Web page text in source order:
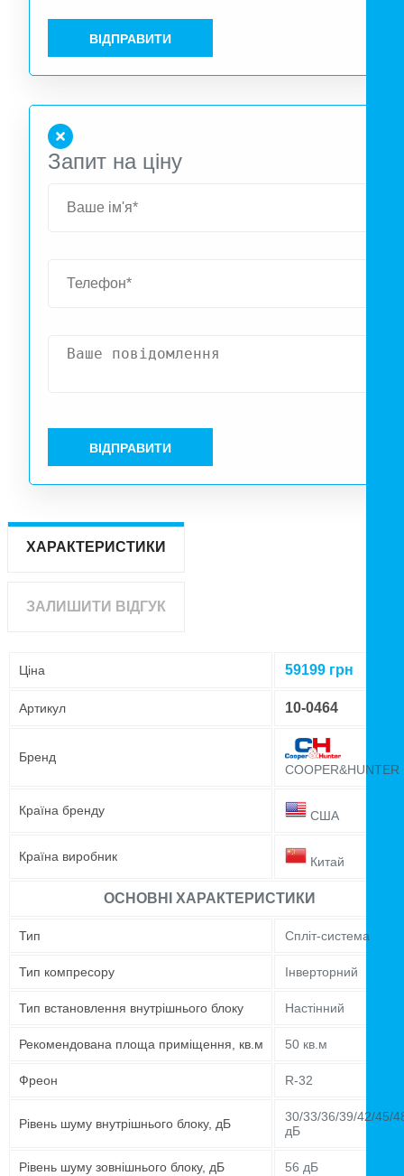
ВІДПРАВИТИ
Запит на ціну
ВІДПРАВИТИ
ХАРАКТЕРИСТИКИ
ЗАЛИШИТИ ВІДГУК
Ціна 59199 грн
Артикул 10-0464
Бренд
COOPER&HUNTER
Країна бренду США
Країна виробник Китай
ОСНОВНІ ХАРАКТЕРИСТИКИ
Тип Спліт-система
Тип компресору Інверторний
Тип встановлення внутрішнього блоку Настінний
Рекомендована площа приміщення, кв.м 50 кв.м
Фреон R-32
Рівень шуму внутрішнього блоку, дБ
30/33/36/39/42/45/
дБ
Рівень шуму зовнішнього блоку, дБ 56 дБ